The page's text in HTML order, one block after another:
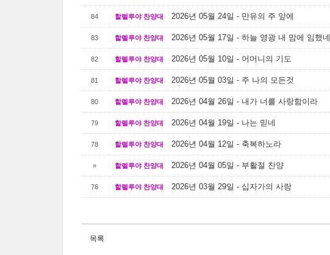
84 할렐루야 찬양대 2026년 05월 24일 - 만유의 주 앞에
83 할렐루야 찬양대 2026년 05월 17일 - 하늘 영광 내 맘에 임했네
82 할렐루야 찬양대 2026년 05월 10일 - 어머니의 기도
81 할렐루야 찬양대 2026년 05월 03일 - 주 나의 모든것
80 할렐루야 찬양대 2026년 04월 26일 - 내가 너를 사랑함이라
79 할렐루야 찬양대 2026년 04월 19일 - 나는 믿네
78 할렐루야 찬양대 2026년 04월 12일 - 축복하노라
» 할렐루야 찬양대 2026년 04월 05일 - 부활절 찬양
76 할렐루야 찬양대 2026년 03월 29일 - 십자가의 사랑
목록